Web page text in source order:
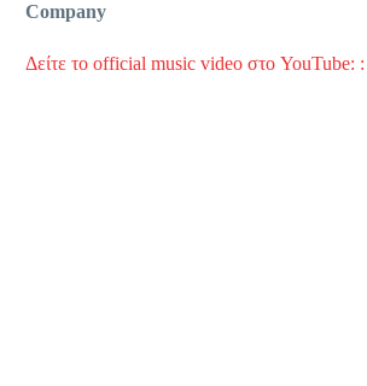
Company
Δείτε το official music video στο YouTube: :